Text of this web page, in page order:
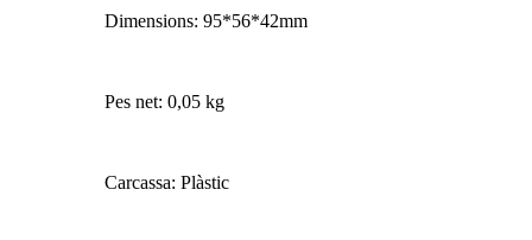
Dimensions: 95*56*42mm
Pes net: 0,05 kg
Carcassa: Plàstic